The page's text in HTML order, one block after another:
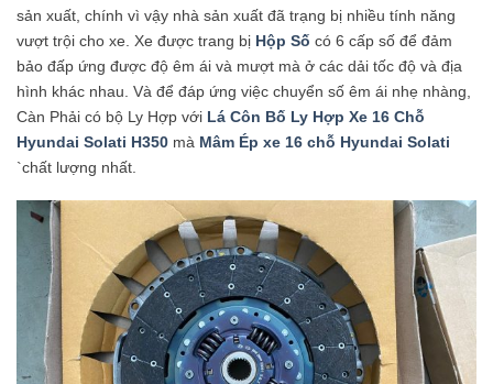
sản xuất, chính vì vậy nhà sản xuất đã trạng bị nhiều tính năng
vượt trội cho xe. Xe được trang bị Hộp Số có 6 cấp số để đảm
bảo đấp ứng được độ êm ái và mượt mà ở các dải tốc độ và địa
hình khác nhau. Và để đáp ứng việc chuyển số êm ái nhẹ nhàng,
Càn Phải có bộ Ly Hợp với Lá Côn Bố Ly Hợp Xe 16 Chỗ
Hyundai Solati H350 mà Mâm Ép xe 16 chỗ Hyundai Solati
`chất lượng nhất.